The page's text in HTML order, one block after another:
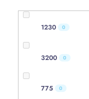
1230 0
3200 0
775 0